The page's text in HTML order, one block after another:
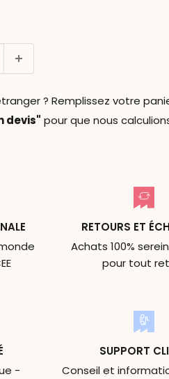
? Remplissez votre
devis" pour que nous
RETOURS ET
Achats 100%
pour tout
-
SUPPORT
Conseil et